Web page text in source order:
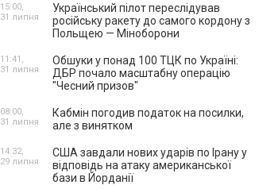
Український пілот переслідував
російську ракету до самого кордону з
Польщею — Міноборони
15:00,
31 липня
Обшуки у понад 100 ТЦК по Україні:
ДБР почало масштабну операцію
"Чесний призов"
11:41,
31 липня
Кабмін погодив податок на посилки,
але з винятком
08:00,
31 липня
США завдали нових ударів по Ірану у
відповідь на атаку американської
бази в Йорданії
14:32,
29 липня